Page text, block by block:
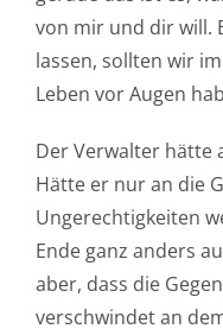
von mir und dir will.
lassen, sollten wir
Leben vor Augen
Der Verwalter hätte
Hätte er nur an die
Ungerechtigkeiten
Ende ganz anders
aber, dass die
verschwindet an